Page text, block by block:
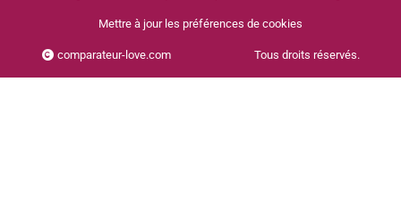
Mettre à jour les préférences de cookies
comparateur-love.com Tous droits réservés.